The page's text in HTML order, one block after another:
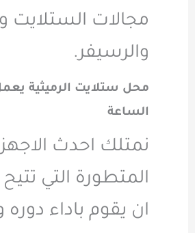
مجالات الستلايت
والرسيفر.
محل ستلايت الرميثية
الساعة
نمتلك احدث
المتطورة التي
ان يقوم باداء دوره